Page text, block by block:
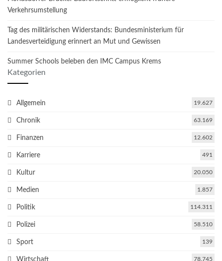
Verkehrsumstellung
Tag des militärischen Widerstands: Bundesministerium für
Landesverteidigung erinnert an Mut und Gewissen
Summer Schools beleben den IMC Campus Krems
Kategorien
Allgemein 19.627
Chronik 63.169
Finanzen 12.602
Karriere 491
Kultur 20.050
Medien 1.857
Politik 114.311
Polizei 58.510
Sport 139
78.745